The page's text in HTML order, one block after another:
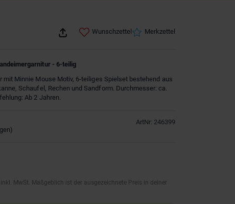
Wunschzettel Merkzettel
- 6-teilig
mit Minnie Mouse Motiv, 6-teiliges Spielset bestehend aus
Schaufel, Rechen und Sandform. Durchmesser: ca.
Ab 2 Jahren.
ArtNr: 246399
)
MwSt. Maßgeblich ist der ausgezeichnete Preis in deiner